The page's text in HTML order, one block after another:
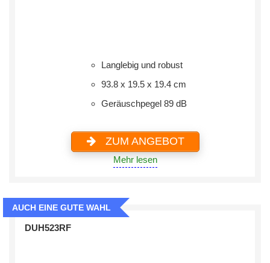
Langlebig und robust
93.8 x 19.5 x 19.4 cm
Geräuschpegel ‎89 dB
ZUM ANGEBOT
Mehr lesen
AUCH EINE GUTE WAHL
DUH523RF